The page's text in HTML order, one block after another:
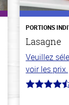
PORTIONS
Lasagne
Veuillez
voir les prix.
4.3